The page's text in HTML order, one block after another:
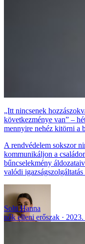
„Itt nincsenek
következménye van” –
mennyire nehéz kitörni a
A rendvédelem sokszor
kommunikáljon a
bűncselekmény
valódi igazságszolgáltatás
Solti Hanna
nők elleni erőszak